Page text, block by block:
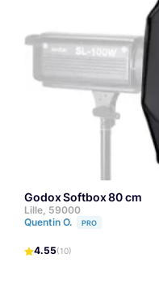
Godox Softbox 80 cm
Lille, 59000
Quentin O.
PRO
4.55(10)